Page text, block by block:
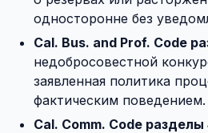
односторонне без
Cal. Bus. and Prof. Code
недобросовестной
заявленная политика
фактическим поведением.
Cal. Comm. Code разделы